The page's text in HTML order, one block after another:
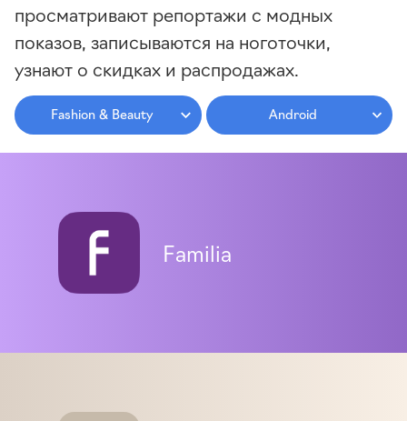
просматривают репортажи с модных
показов, записываются на ноготочки,
узнают о скидках и распродажах.
Fashion & Beauty Android
Familia